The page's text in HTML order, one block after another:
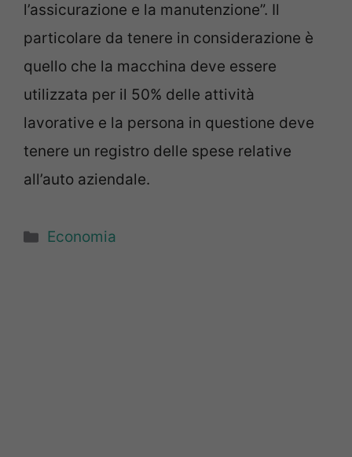
l’assicurazione e la manutenzione”. Il
particolare da tenere in considerazione è
quello che la macchina deve essere
utilizzata per il 50% delle attività
lavorative e la persona in questione deve
tenere un registro delle spese relative
all’auto aziendale.
Categorie
Economia